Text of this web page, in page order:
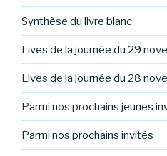
Synthèse du livre blanc
Lives de la journée du 29
Lives de la journée du 28
Parmi nos prochains jeunes
Parmi nos prochains invités